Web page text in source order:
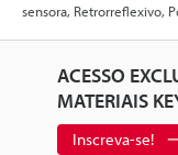
sensora, Retrorreflexivo,
ACESSO
MATERIAIS
Inscreva-se!